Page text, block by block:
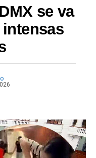
se va
intensas